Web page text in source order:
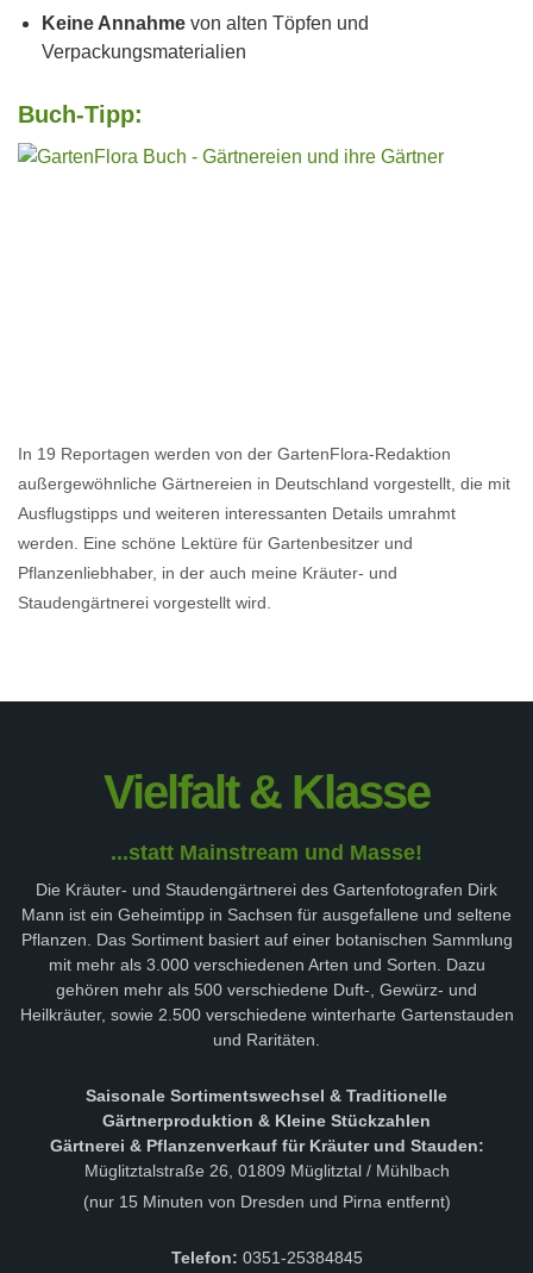
Keine Annahme von alten Töpfen und
Verpackungsmaterialien
Buch-Tipp:
In 19 Reportagen werden von der GartenFlora-Redaktion
außergewöhnliche Gärtnereien in Deutschland vorgestellt, die mit
Ausflugstipps und weiteren interessanten Details umrahmt
werden. Eine schöne Lektüre für Gartenbesitzer und
Pflanzenliebhaber, in der auch meine Kräuter- und
Staudengärtnerei vorgestellt wird.
Vielfalt & Klasse
...statt Mainstream und Masse!
Die Kräuter- und Staudengärtnerei des Gartenfotografen Dirk
Mann ist ein Geheimtipp in Sachsen für ausgefallene und seltene
Pflanzen. Das Sortiment basiert auf einer botanischen Sammlung
mit mehr als 3.000 verschiedenen Arten und Sorten. Dazu
gehören mehr als 500 verschiedene Duft-, Gewürz- und
Heilkräuter, sowie 2.500 verschiedene winterharte Gartenstauden
und Raritäten.
Saisonale Sortimentswechsel & Traditionelle
Gärtnerproduktion & Kleine Stückzahlen
Gärtnerei & Pflanzenverkauf für Kräuter und Stauden:
Müglitztalstraße 26, 01809 Müglitztal / Mühlbach
(nur 15 Minuten von Dresden und Pirna entfernt)
Telefon: 0351-25384845